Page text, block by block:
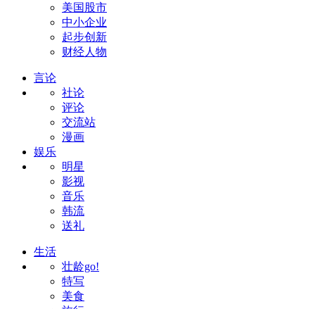
美国股市
中小企业
起步创新
财经人物
言论
社论
评论
交流站
漫画
娱乐
明星
影视
音乐
韩流
送礼
生活
壮龄go!
特写
美食